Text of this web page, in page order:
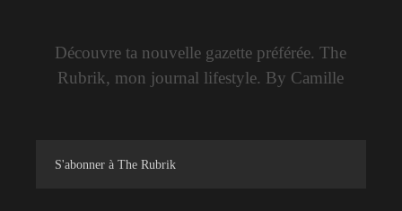
Découvre ta nouvelle gazette préférée. The
Rubrik, mon journal lifestyle. By Camille